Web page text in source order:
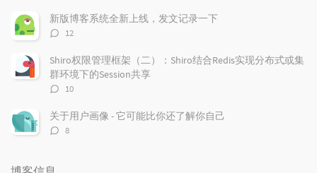
数：
新版博客系统全新上线，发文记录一下
评
数：
12
Shiro权限管理框架（二）：Shiro结合Redis实现分布式或集
群环境下的Session共享
评
数：
10
关于用户画像 - 它可能比你还了解你自己
评
8